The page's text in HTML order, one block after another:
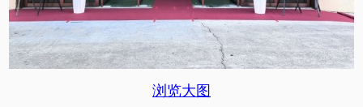
浏览大图